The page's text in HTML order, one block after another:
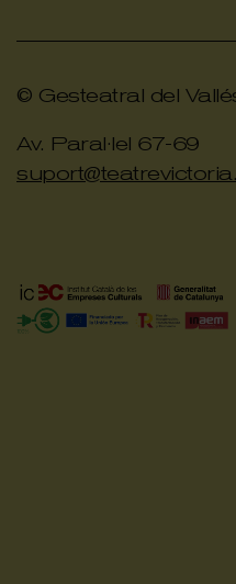
© Gesteatral del
Av. Paral·lel 67-69